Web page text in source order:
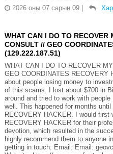
2026 оны 07 сарын 09 |
WHAT CAN I DO TO RECOVER
CONSULT // GEO
(129.222.187.51)
WHAT CAN I DO TO RECOVER
GEO COORDINATES RECOVERY
about people losing money to
of this scams. I lost about $700 in
around and tried to work with
well. This happened for months
RECOVERY HACKER. I would first
RECOVERY HACKER for their
devotion, which resulted in the
highly recommend them to anyone
getting in touch: Email: Email: